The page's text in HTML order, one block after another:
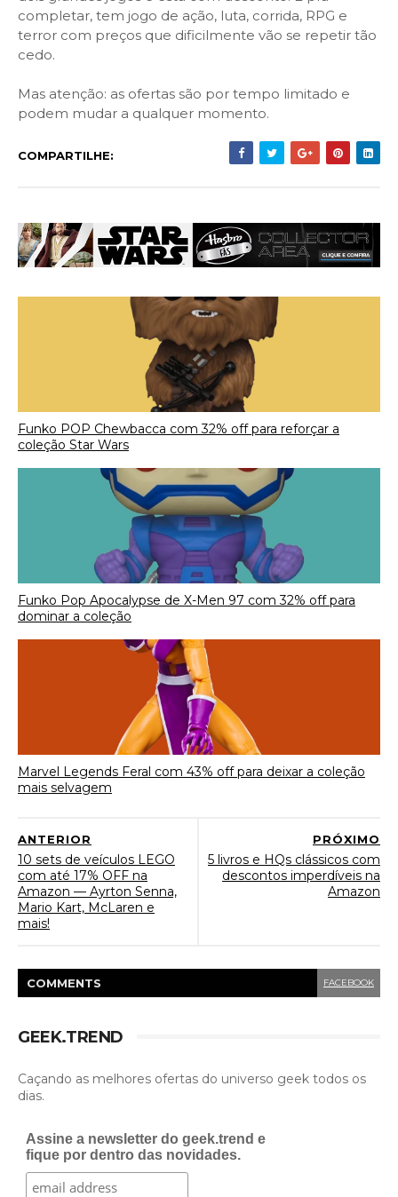
completar, tem jogo de ação, luta, corrida, RPG e
terror com preços que dificilmente vão se repetir tão
cedo.
Mas atenção: as ofertas são por tempo limitado e
podem mudar a qualquer momento.
COMPARTILHE:
Funko POP Chewbacca com 32% off para reforçar a
coleção Star Wars
Funko Pop Apocalypse de X-Men 97 com 32% off para
dominar a coleção
Marvel Legends Feral com 43% off para deixar a coleção
mais selvagem
PRÓXIMO
5 livros e HQs clássicos com
descontos imperdíveis na
Amazon
ANTERIOR
10 sets de veículos LEGO
com até 17% OFF na
Amazon — Ayrton Senna,
Mario Kart, McLaren e
mais!
COMMENTS FACEBOOK
GEEK.TREND
Caçando as melhores ofertas do universo geek todos os
dias.
Assine a newsletter do geek.trend e
fique por dentro das novidades.